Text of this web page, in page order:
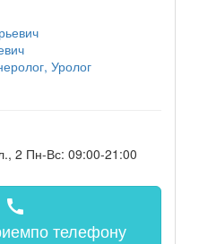
Уролог
2 Пн-Вс: 09:00-21:00
call
по телефону